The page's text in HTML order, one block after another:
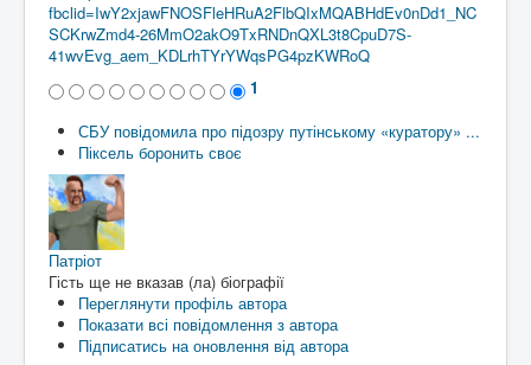
fbclid=IwY2xjawFNOSFleHRuA2FlbQIxMQABHdEv0nDd1_NC
SCKrwZmd4-26MmO2akO9TxRNDnQXL3t8CpuD7S-
41wvEvg_aem_KDLrhTYrYWqsPG4pzKWRoQ
1
СБУ повідомила про підозру путінському «куратору» ...
Піксель боронить своє
Патріот
Гість ще не вказав (ла) біографії
Переглянути профіль автора
Показати всі повідомлення з автора
Підписатись на оновлення від автора